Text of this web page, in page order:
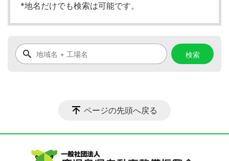
*地名だけでも検索は可能です。
ページの先頭へ戻る